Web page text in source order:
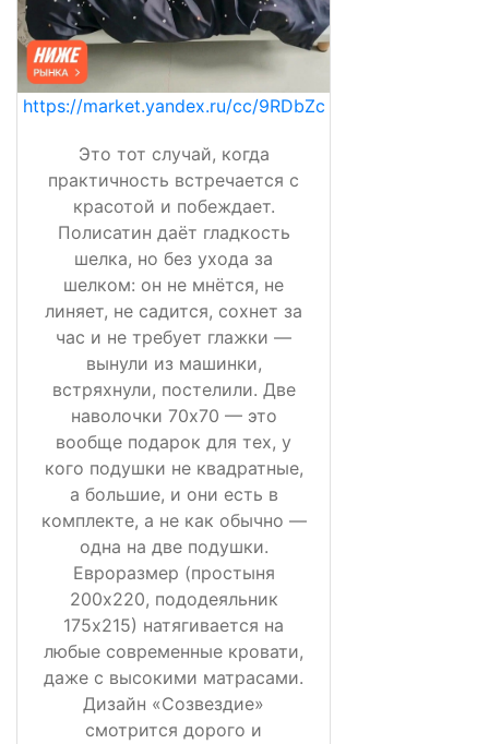
https://market.yandex.ru/cc/9RDbZc
Это тот случай, когда
практичность встречается с
красотой и побеждает.
Полисатин даёт гладкость
шелка, но без ухода за
шелком: он не мнётся, не
линяет, не садится, сохнет за
час и не требует глажки —
вынули из машинки,
встряхнули, постелили. Две
наволочки 70х70 — это
вообще подарок для тех, у
кого подушки не квадратные,
а большие, и они есть в
комплекте, а не как обычно —
одна на две подушки.
Евроразмер (простыня
200х220, пододеяльник
175х215) натягивается на
любые современные кровати,
даже с высокими матрасами.
Дизайн «Созвездие»
смотрится дорого и